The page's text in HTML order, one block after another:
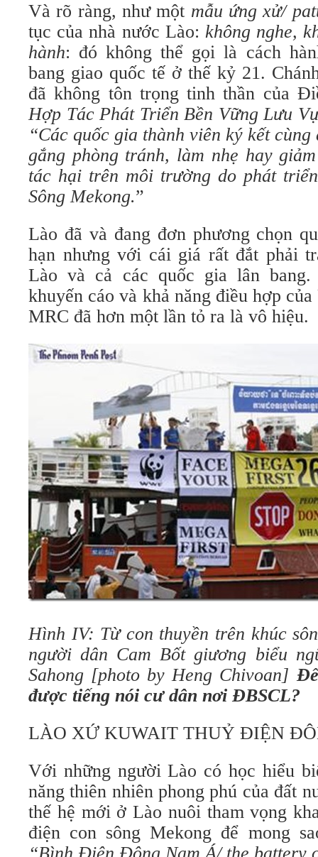
Và rõ ràng, như một mẫu ứng xử/
tục của nhà nước Lào: không nghe,
hành: đó không thể gọi là cách
bang giao quốc tế ở thế kỷ 21.
đã không tôn trọng tinh thần của
Hợp Tác Phát Triển Bền Vững Lưu
“Các quốc gia thành viên ký kết
gắng phòng tránh, làm nhẹ hay
tác hại trên môi trường do phát
Sông Mekong.”
Lào đã và đang đơn phương chọn
hạn nhưng với cái giá rất đắt phải
Lào và cả các quốc gia lân bang.
khuyến cáo và khả năng điều hợp
MRC đã hơn một lần tỏ ra là vô hiệu.
Hình IV: Từ con thuyền trên khúc
người dân Cam Bốt giương biểu
Sahong [photo by Heng Chivoan]
được tiếng nói cư dân nơi ĐBSCL?
LÀO XỨ KUWAIT THUỶ ĐIỆN
Với những người Lào có học hiểu
năng thiên nhiên phong phú của đất
thế hệ mới ở Lào nuôi tham vọng
điện con sông Mekong để mong